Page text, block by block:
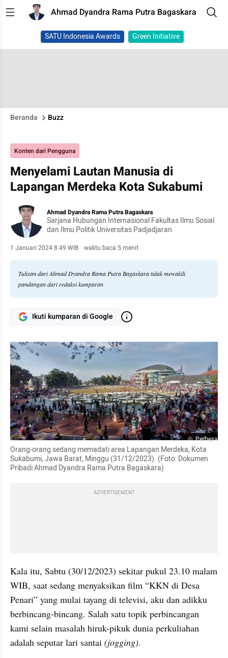
Ahmad Dyandra Rama Putra Bagaskara
SATU Indonesia Awards Green Initiative
Beranda Buzz
Konten dari Pengguna
Menyelami Lautan Manusia di
Lapangan Merdeka Kota Sukabumi
Ahmad Dyandra Rama Putra Bagaskara
Sarjana Hubungan Internasional Fakultas Ilmu Sosial
dan Ilmu Politik Universitas Padjadjaran
1 Januari 2024 8:49 WIB · waktu baca 5 menit
Tulisan dari Ahmad Dyandra Rama Putra Bagaskara tidak mewakili
pandangan dari redaksi kumparan
Ikuti kumparan di Google
Perbesar
Orang-orang sedang memadati area Lapangan Merdeka, Kota
Sukabumi, Jawa Barat, Minggu (31/12/2023). (Foto: Dokumen
Pribadi Ahmad Dyandra Rama Putra Bagaskara)
ADVERTISEMENT
Kala itu, Sabtu (30/12/2023) sekitar pukul 23.10 malam
WIB, saat sedang menyaksikan film “KKN di Desa
Penari” yang mulai tayang di televisi, aku dan adikku
berbincang-bincang. Salah satu topik perbincangan
kami selain masalah hiruk-pikuk dunia perkuliahan
adalah seputar lari santai (jogging).